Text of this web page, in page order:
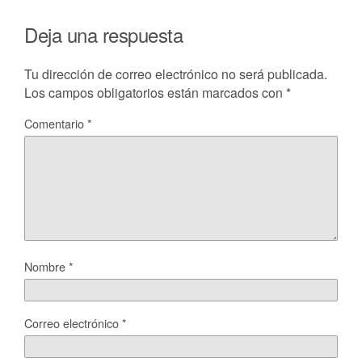
Deja una respuesta
Tu dirección de correo electrónico no será publicada.
Los campos obligatorios están marcados con *
Comentario*
Nombre*
Correo electrónico*